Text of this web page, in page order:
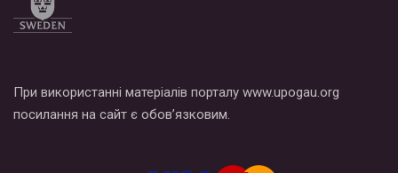
При використанні матеріалів порталу www.upogau.org
посилання на сайт є обов’язковим.